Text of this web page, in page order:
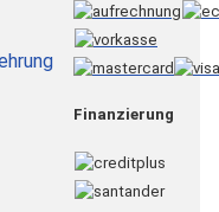
Finanzierung